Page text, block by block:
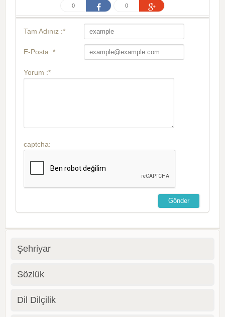
0 0
Tam Adınız :*
E-Posta :*
Yorum :*
captcha:
Şehriyar
Sözlük
Dil Dilçilik